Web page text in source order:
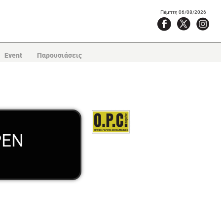
Πέμπτη 06/08/2026
Event Παρουσιάσεις